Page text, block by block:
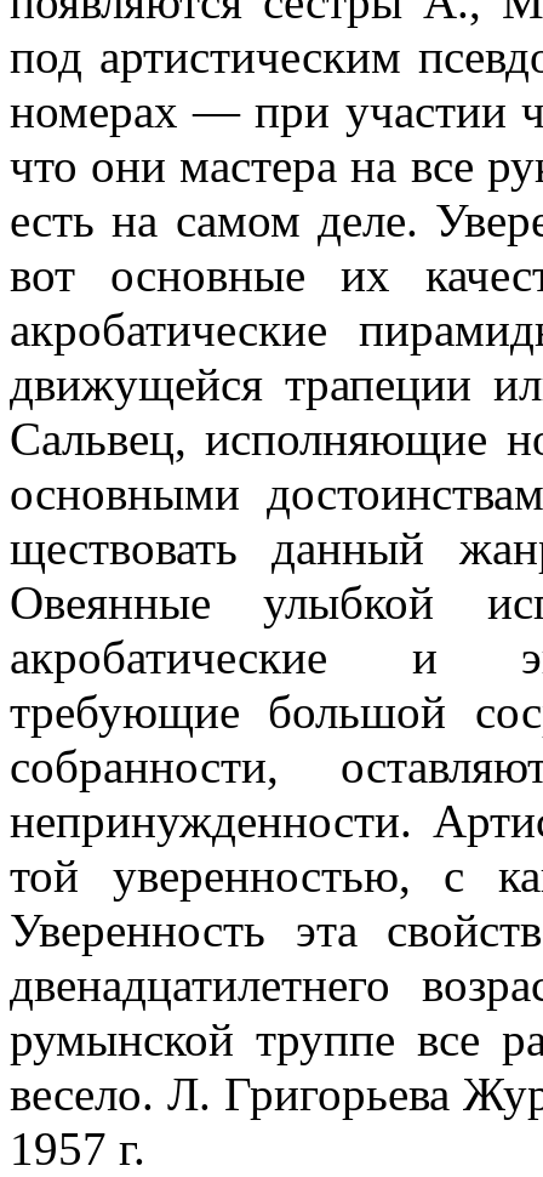
под артисти­ческим
номерах — при участии
что они мастера на все
есть на самом деле.
вот основные их
акробатические
движущей­ся трапеции
Сальвец, исполняющие
основными
ществовать данный
Овеянные улыбкой
акробатические и
требующие большой
собранности,
непринужденности.
той уверенностью, с
Уверенность эта
двенадцатилетнего
румын­ской труппе все
весело. Л. Григорьева
1957 г.